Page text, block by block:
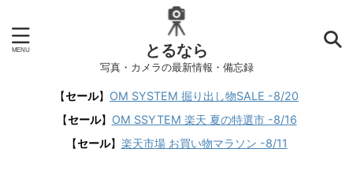
とるなら
写真・カメラの最新情報・備忘録
【セール】 OM SYSTEM 掘り出し物SALE -8/20
【セール】 OM SSYTEM 楽天 夏の特選市 -8/16
【セール】 楽天市場 お買い物マラソン -8/11